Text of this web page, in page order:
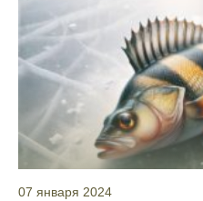
изменения
точных
Благодаря
успешно ловить
области.
Сегодняшний
Мербуш сработал
07 января 2024